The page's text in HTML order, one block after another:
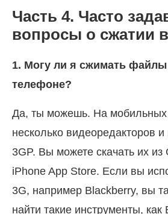
Часть 4. Часто
вопросы о сжатии
1. Могу ли я сжимать
телефоне?
Да, ты можешь. На мобильных
несколько видеоредакторов
3GP. Вы можете скачать их из
iPhone App Store. Если вы
3G, например Blackberry, вы
найти такие инструменты,